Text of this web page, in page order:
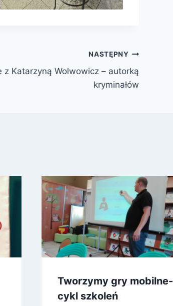
NASTĘPNY
z Katarzyną Wolwowicz – autorką
kryminałów
Tworzymy gry mobilne-
cykl szkoleń